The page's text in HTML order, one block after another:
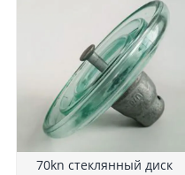
70kn стеклянный диск